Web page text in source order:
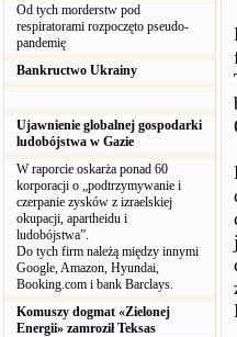
Od tych morderstw pod
respiratorami rozpoczęto pseudo-
pandemię
Bankructwo Ukrainy
Ujawnienie globalnej gospodarki
ludobójstwa w Gazie
W raporcie oskarża ponad 60
korporacji o „podtrzymywanie i
czerpanie zysków z izraelskiej
okupacji, apartheidu i
ludobójstwa”.
Do tych firm należą między innymi
Google, Amazon, Hyundai,
Booking.com i bank Barclays.
Komuszy dogmat «Zielonej
Energii» zamroził Teksas